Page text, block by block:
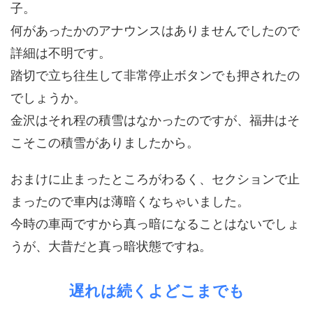
子。
何があったかのアナウンスはありませんでしたので
詳細は不明です。
踏切で立ち往生して非常停止ボタンでも押されたの
でしょうか。
金沢はそれ程の積雪はなかったのですが、福井はそ
こそこの積雪がありましたから。
おまけに止まったところがわるく、セクションで止
まったので車内は薄暗くなちゃいました。
今時の車両ですから真っ暗になることはないでしょ
うが、大昔だと真っ暗状態ですね。
遅れは続くよどこまでも